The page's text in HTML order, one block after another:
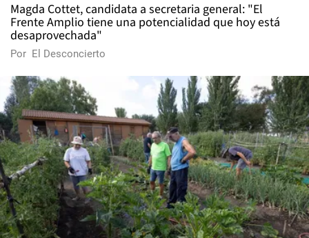
Magda Cottet, candidata a secretaria general: "El
Frente Amplio tiene una potencialidad que hoy está
desaprovechada"
Por El Desconcierto